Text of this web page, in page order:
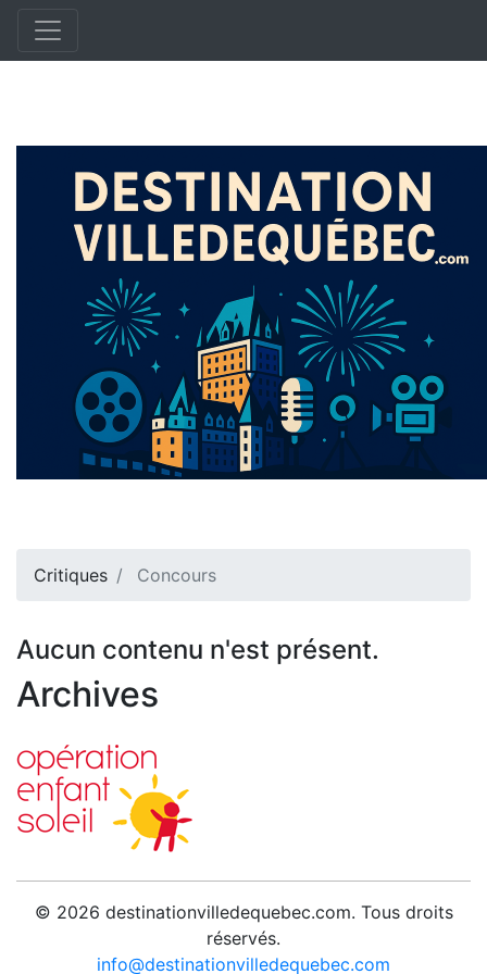
Critiques Concours
Aucun contenu n'est présent.
Archives
© 2026 destinationvilledequebec.com. Tous droits
réservés.
info@destinationvilledequebec.com